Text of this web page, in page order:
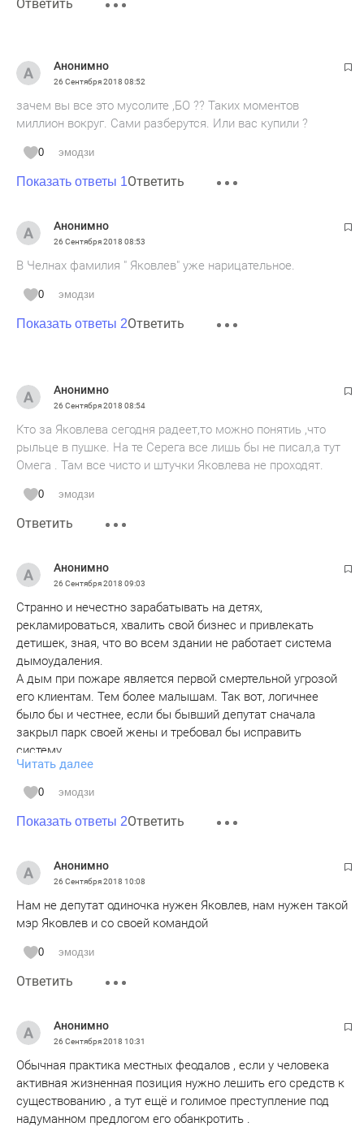
Ответить
Анонимно
26 Сентября 2018 08:52
зачем вы все это мусолите ,БО ?? Таких моментов
миллион вокруг. Сами разберутся. Или вас купили ?
0 эмодзи
Показать ответы 1Ответить
Анонимно
26 Сентября 2018 08:53
В Челнах фамилия " Яковлев" уже нарицательное.
0 эмодзи
Показать ответы 2Ответить
Анонимно
26 Сентября 2018 08:54
Кто за Яковлева сегодня радеет,то можно понятиь ,что
рыльце в пушке. На те Серега все лишь бы не писал,а тут
Омега . Там все чисто и штучки Яковлева не проходят.
0 эмодзи
Ответить
Анонимно
26 Сентября 2018 09:03
Странно и нечестно зарабатывать на детях,
рекламироваться, хвалить свой бизнес и привлекать
детишек, зная, что во всем здании не работает система
дымоудаления.
А дым при пожаре является первой смертельной угрозой
его клиентам. Тем более малышам. Так вот, логичнее
было бы и честнее, если бы бывший депутат сначала
закрыл парк своей жены и требовал бы исправить
систему.
А не зарабатывал бы не смотря на риск.
Все как и в случае со зданием Экспо. Пока
выгодно все вокруг хорошие. Как только трудности в
бизнесе - начинаем поливать друзей-партнеров-
Живет двойными стандартами?
Вот как мог человек вести бизнес, зная, что его
Читать далее
0 эмодзи
Показать ответы 2Ответить
Анонимно
26 Сентября 2018 10:08
Нам не депутат одиночка нужен Яковлев, нам нужен такой
мэр Яковлев и со своей командой
0 эмодзи
Ответить
Анонимно
26 Сентября 2018 10:31
Обычная практика местных феодалов , если у человека
активная жизненная позиция нужно лешить его средств к
существованию , а тут ещё и голимое преступление под
надуманном предлогом его обанкротить .